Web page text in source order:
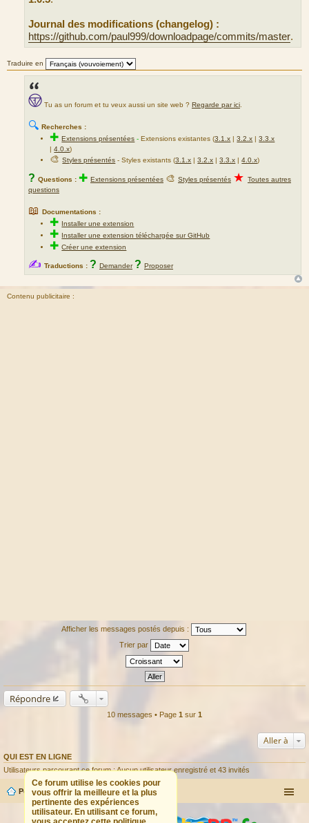
Journal des modifications (changelog) :
https://github.com/paul999/downloadpage/commits/master.
Traduire en
Tu as un forum et tu veux aussi un site web ? Regarde par ici.
🔍 Recherches :
✚Extensions présentées -Extensions existantes (3.1.x |3.2.x |3.3.x
|4.0.x)
🎨Styles présentés - Styles existants (3.1.x |3.2.x |3.3.x |4.0.x)
? Questions : ✚ Extensions présentées 🎨 Styles présentés ★ Toutes autres
questions
📖 Documentations :
✚ Installer une extension
✚ Installer une extension téléchargée sur GitHub
✚Créer une extension
✍ Traductions : ? Demander ? Proposer
Contenu publicitaire :
Afficher les messages postés depuis :
Trier par
Répondre
10 messages • Page 1 sur 1
Aller à
QUI EST EN LIGNE
Utilisateurs parcourant ce forum : Aucun utilisateur enregistré et 43 invités
Ce forum utilise les cookies pour
vous offrir la meilleure et la plus
pertinente des expériences
utilisateur. En utilisant ce forum,
Portail Forum